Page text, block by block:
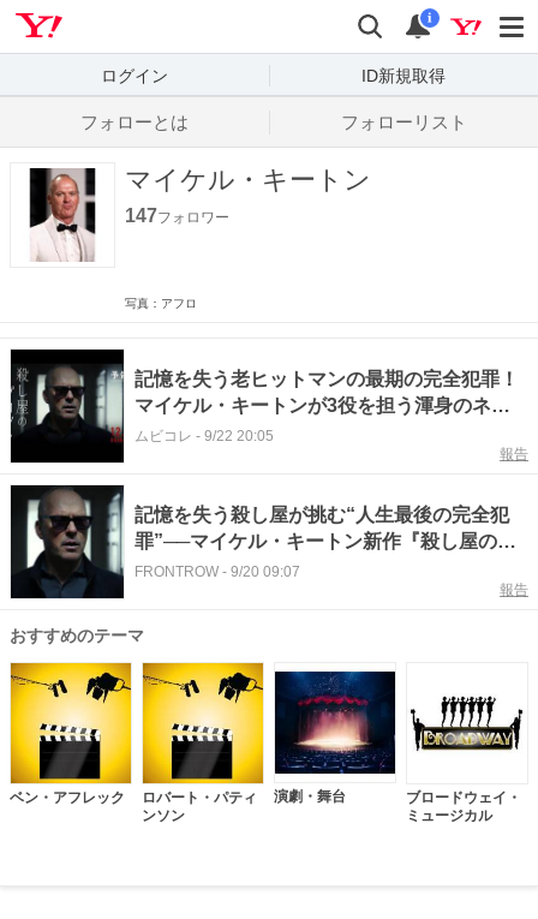
検索
通知
i
ログイン ID新規取得
フォローとは フォローリスト
マイケル・キートン
147フォロワー
写真：アフロ
記憶を失う老ヒットマンの最期の完全犯罪！
マイケル・キートンが3役を担う渾身のネ
オ・ノワール
ムビコレ - 9/22 20:05
報告
記憶を失う殺し屋が挑む“人生最後の完全犯
罪”──マイケル・キートン新作『殺し屋のプ
ロット』12月公開へ
FRONTROW - 9/20 09:07
報告
おすすめのテーマ
ベン・アフレック
ロバート・パティ
ンソン
演劇・舞台
ブロードウェイ・
ミュージカル